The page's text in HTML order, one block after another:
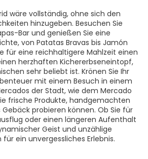
wäre vollständig, ohne sich den
hinzugeben. Besuchen Sie
Bar und genießen Sie eine
von Patatas Bravas bis Jamón
für eine reichhaltigere Mahlzeit einen
herzhaften Kichererbseneintopf,
sehr beliebt ist. Krönen Sie Ihr
mit einem Besuch in einem
der Stadt, wie dem Mercado
frische Produkte, handgemachten
probieren können. Ob Sie für
oder einen längeren Aufenthalt
Geist und unzählige
ein unvergessliches Erlebnis.